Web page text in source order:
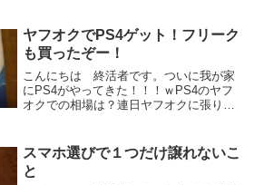
ヤフオクでPS4ゲット！フリーク
も買ったぞー！
こんにちは 終活者です。ついに我が家
にPS4がやってきた！！！ｗPS4のヤフ
オクでの相場は？連日ヤフオクに張り付
ー保証もたっぷりある上物です。費用は
送料込みで約2...
スマホ選びで１つだけ譲れないこ
と